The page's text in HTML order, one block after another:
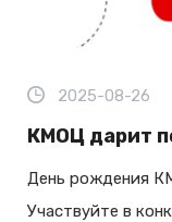
2025-08-26
КМОЦ дарит
День рождения
Участвуйте в